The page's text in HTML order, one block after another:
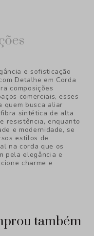
e sofisticação
Detalhe em Corda
composições
comerciais, esses
quem busca aliar
sintética de alta
resistência, enquanto
e modernidade, se
estilos de
na corda que os
pela elegância e
charme e
também